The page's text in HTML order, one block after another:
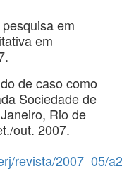
em
em
de caso como
Sociedade de
Rio de
out. 2007.
revista/2007_05/